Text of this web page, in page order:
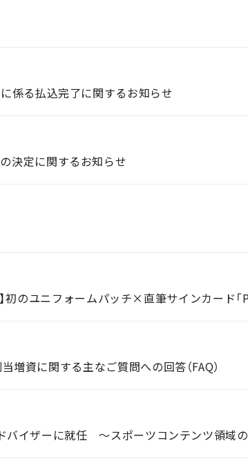
係る払込完了に関するお知らせ
決定に関するお知らせ
】初のユニフォームパッチ×直筆サインカード
資に関する主なご質問への回答（FAQ）
バイザーに就任 ～スポーツコンテンツ領域